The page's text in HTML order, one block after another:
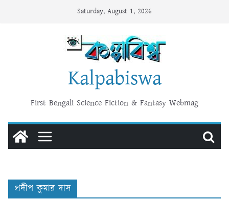
Saturday, August 1, 2026
Kalpabiswa
First Bengali Science Fiction & Fantasy Webmag
প্রদীপ কুমার দাস